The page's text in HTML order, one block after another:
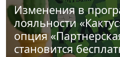
Изменения в
лояльности
опция
становится